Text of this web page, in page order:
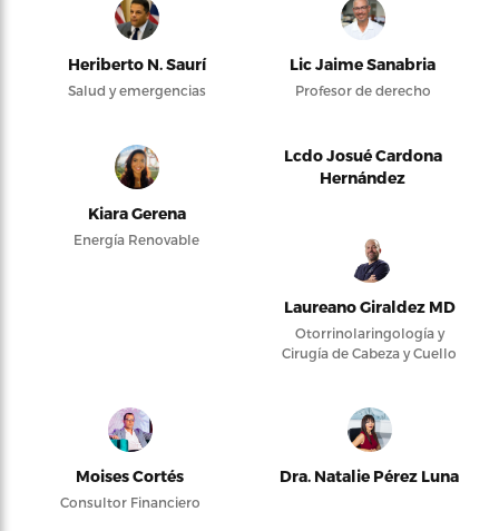
Heriberto N. Saurí
Salud y emergencias
Lic Jaime Sanabria
Profesor de derecho
Kiara Gerena
Energía Renovable
Lcdo Josué Cardona
Hernández
Laureano Giraldez MD
Otorrinolaringología y
Cirugía de Cabeza y Cuello
Moises Cortés
Consultor Financiero
Dra. Natalie Pérez Luna